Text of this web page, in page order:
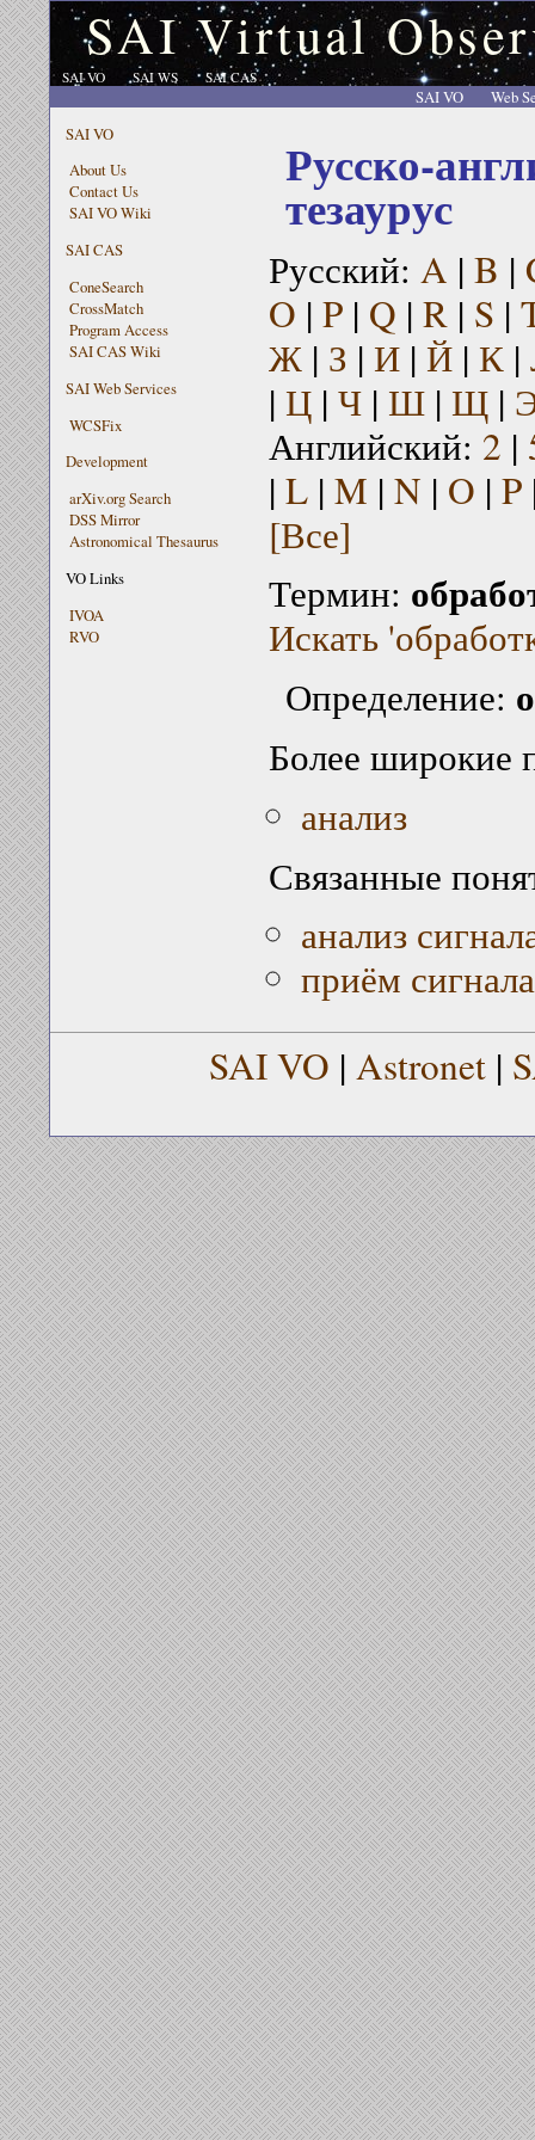
SAI Virtual
SAI VO SAI WS SAI CAS
SAI VO
Web
SAI VO
About Us
Contact Us
SAI VO Wiki
SAI CAS
ConeSearch
CrossMatch
Program Access
SAI CAS Wiki
SAI Web Services
WCSFix
Development
arXiv.org Search
DSS Mirror
Astronomical Thesaurus
VO Links
IVOA
RVO
Русско-
тезаурус
Русский: A | B |
O | P| Q | R| S |
Ж| З | И| Й| К|
| Ц| Ч| Ш| Щ|
Английский: 2 |
| L| M | N | O | P
[Все]
Термин:
Искать
Определение:
Более широкие
анализ
Связанные
анализ
приём сигнала
SAI VO | Astronet |